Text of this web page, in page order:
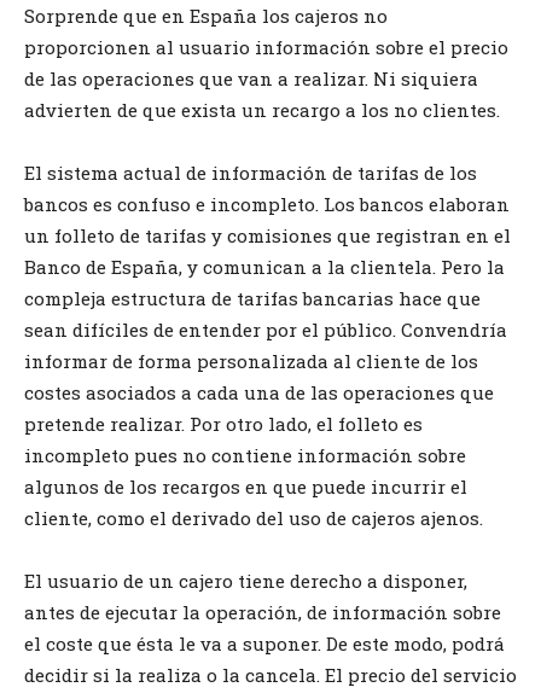
Sorprende que en España los cajeros no
proporcionen al usuario información sobre el precio
de las operaciones que van a realizar. Ni siquiera
advierten de que exista un recargo a los no clientes.
El sistema actual de información de tarifas de los
bancos es confuso e incompleto. Los bancos elaboran
un folleto de tarifas y comisiones que registran en el
Banco de España, y comunican a la clientela. Pero la
compleja estructura de tarifas bancarias hace que
sean difíciles de entender por el público. Convendría
informar de forma personalizada al cliente de los
costes asociados a cada una de las operaciones que
pretende realizar. Por otro lado, el folleto es
incompleto pues no contiene información sobre
algunos de los recargos en que puede incurrir el
cliente, como el derivado del uso de cajeros ajenos.
El usuario de un cajero tiene derecho a disponer,
antes de ejecutar la operación, de información sobre
el coste que ésta le va a suponer. De este modo, podrá
decidir si la realiza o la cancela. El precio del servicio